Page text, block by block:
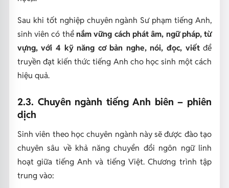
Sau khi tốt nghiệp chuyên ngành Sư phạm tiếng Anh,
sinh viên có thểnắm vững cách phát âm, ngữ pháp, từ
vựng, với 4 kỹ năng cơ bản nghe, nói, đọc, viếtđể
truyền đạt kiến thức tiếng Anh cho học sinh một cách
hiệu quả.
2.3. Chuyên ngành tiếng Anh biên – phiên
dịch
Sinh viên theo học chuyên ngành này sẽ được đào tạo
chuyên sâu về khả năng chuyển đổi ngôn ngữ linh
hoạt giữa tiếng Anh và tiếng Việt. Chương trình tập
trung vào: